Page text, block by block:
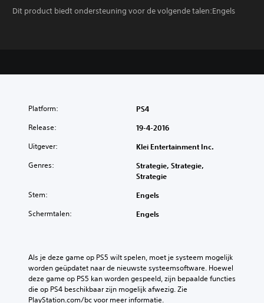
Dit product biedt ondersteuning voor de volgende talen:Engels
Platform: PS4
Release: 19-4-2016
Uitgever: Klei Entertainment Inc.
Genres:
Strategie, Strategie,
Strategie
Stem: Engels
Schermtalen: Engels
Als je deze game op PS5 wilt spelen, moet je systeem mogelijk
worden geüpdatet naar de nieuwste systeemsoftware. Hoewel
deze game op PS5 kan worden gespeeld, zijn bepaalde functies
die op PS4 beschikbaar zijn mogelijk afwezig. Zie
PlayStation.com/bc voor meer informatie.